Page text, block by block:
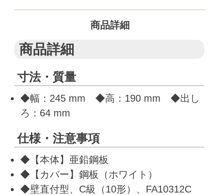
商品詳細
商品詳細
寸法・質量
◆幅：245 mm ◆高：190 mm ◆出し
ろ：64 mm
仕様・注意事項
◆【本体】亜鉛鋼板
◆【カバー】鋼板（ホワイト）
◆壁直付型、C級（10形）、FA10312C